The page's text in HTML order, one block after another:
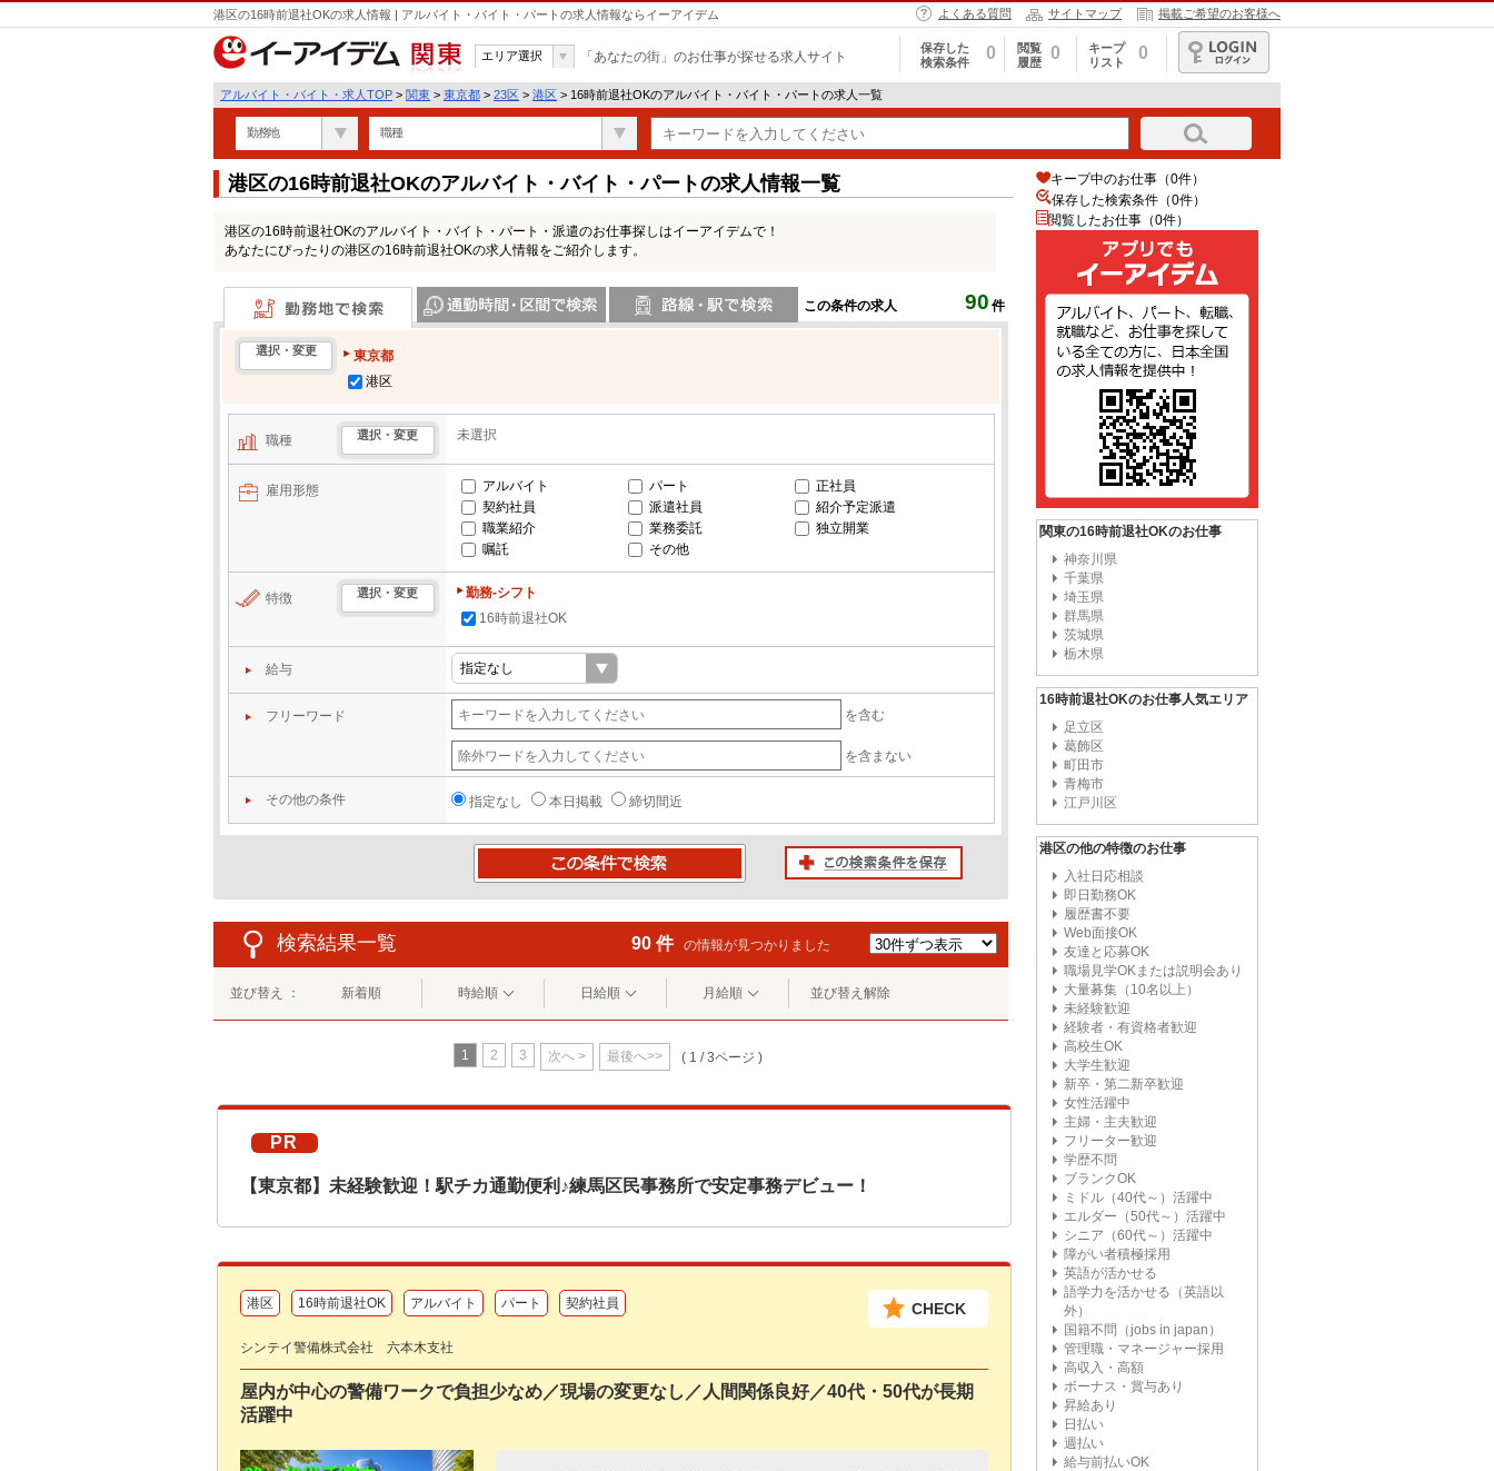
港区の16時前退社OKの求人情報 | アルバイト・バイト・パートの求人情報ならイーアイデム よくある質問 サイトマップ 掲載ご希望のお客様へ
関東
エリア選択 「あなたの街」のお仕事が探せる求人サイト
保存した
検索条件
0
閲覧
履歴
0
キープ
リスト
0
ログイン
アルバイト・バイト・求人TOP > 関東 > 東京都 > 23区 > 港区 > 16時前退社OKのアルバイト・バイト・パートの求人一覧
勤務地 職種
港区の16時前退社OKのアルバイト・バイト・パートの求人情報一覧
港区の16時前退社OKのアルバイト・バイト・パート・派遣のお仕事探しはイーアイデムで！
あなたにぴったりの港区の16時前退社OKの求人情報をご紹介します。
この条件の求人 90 件
勤務地で検索
選択・変更
東京都
港区
職種 選択・変更 未選択
雇用形態 アルバイト パート
正社員
契約社員
派遣社員
紹介予定派遣
職業紹介
業務委託
独立開業
嘱託
その他
特徴 選択・変更
勤務-シフト
16時前退社OK
給与
フリーワード を含む
を含まない
その他の条件 指定なし 本日掲載 締切間近
検索結果一覧 90 件 の情報が見つかりました
並び替え ： 新着順 時給順 日給順 月給順 並び替え解除
1 2 3 次へ > 最後へ>> ( 1 / 3ページ )
PR
【東京都】未経験歓迎！駅チカ通勤便利♪練馬区民事務所で安定事務デビュー！
港区 16時前退社OK アルバイト パート 契約社員 CHECK
シンテイ警備株式会社 六本木支社
屋内が中心の警備ワークで負担少なめ／現場の変更なし／人間関係良好／40代・50代が長期
活躍中
キープ中のお仕事（0件）
保存した検索条件（0件）
閲覧したお仕事（0件）
関東の16時前退社OKのお仕事
神奈川県
千葉県
埼玉県
群馬県
茨城県
栃木県
16時前退社OKのお仕事人気エリア
足立区
葛飾区
町田市
青梅市
江戸川区
港区の他の特徴のお仕事
入社日応相談
即日勤務OK
履歴書不要
Web面接OK
友達と応募OK
職場見学OKまたは説明会あり
大量募集（10名以上）
未経験歓迎
経験者・有資格者歓迎
高校生OK
大学生歓迎
新卒・第二新卒歓迎
女性活躍中
主婦・主夫歓迎
フリーター歓迎
学歴不問
ブランクOK
ミドル（40代～）活躍中
エルダー（50代～）活躍中
シニア（60代～）活躍中
障がい者積極採用
英語が活かせる
語学力を活かせる（英語以
外）
国籍不問（jobs in japan）
管理職・マネージャー採用
高収入・高額
ボーナス・賞与あり
昇給あり
日払い
週払い
給与前払いOK